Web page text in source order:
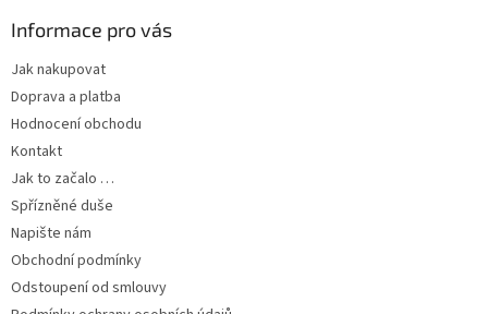
Informace pro vás
Jak nakupovat
Doprava a platba
Hodnocení obchodu
Kontakt
Jak to začalo …
Spřízněné duše
Napište nám
Obchodní podmínky
Odstoupení od smlouvy